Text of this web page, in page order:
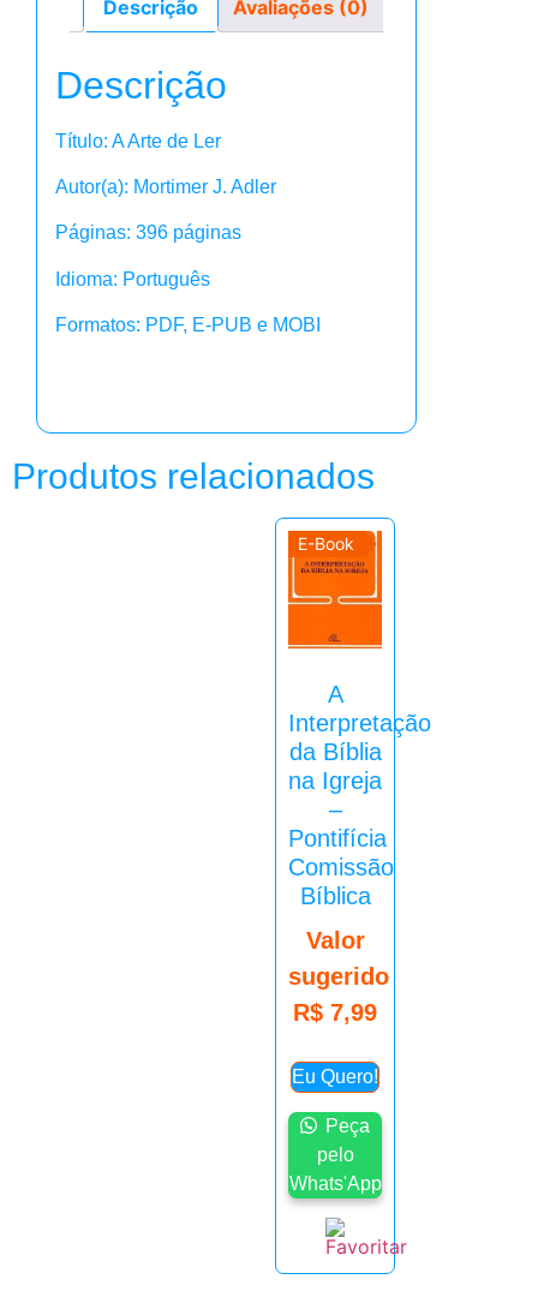
Descrição Avaliações (0)
Descrição
Título: A Arte de Ler
Autor(a): Mortimer J. Adler
Páginas: 396 páginas
Idioma: Português
Formatos: PDF, E-PUB e MOBI
Produtos relacionados
E-Book
A
Interpretação
da Bíblia
na Igreja
–
Pontifícia
Comissão
Bíblica
Valor
sugerido
R$ 7,99
Eu Quero!
Peça
pelo
Whats'App